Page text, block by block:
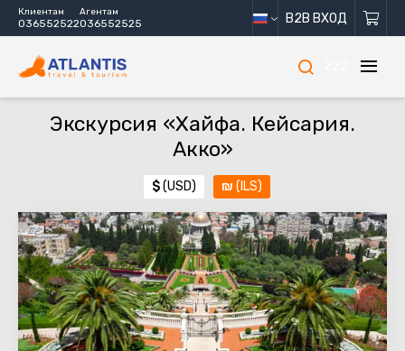
Клиентам
036552522
Агентам
036552525 B2B ВХОД
Экскурсия «Хайфа. Кейсария.
Акко»
$(USD) ₪ (ILS)